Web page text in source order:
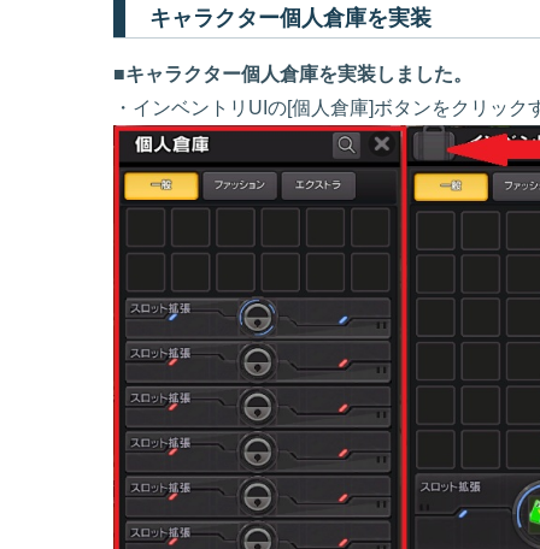
キャラクター個人倉庫を実装
■キャラクター個人倉庫を実装しました。
・インベントリUIの[個人倉庫]ボタンをクリッ